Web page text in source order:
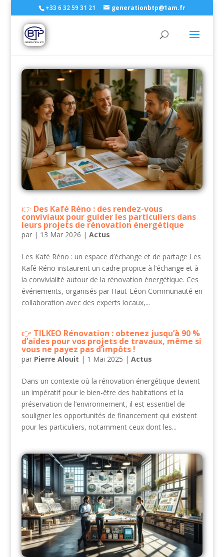
+33 6 32 59 31 21 generationbtp@1am.fr
Des Kafé Réno : des rendez-vous
conviviaux pour guider les particuliers dans
leurs projets de rénovation énergétique
par | 13 Mar 2026 | Actus
Les Kafé Réno : un espace d’échange et de partage Les
Kafé Réno instaurent un cadre propice à l’échange et à
la convivialité autour de la rénovation énergétique. Ces
événements, organisés par Haut-Léon Communauté en
collaboration avec des experts locaux,...
TILKEO Rénovation : obtenez jusqu’à 90 %
d’aides pour vos projets de travaux, même si
vous ne payez pas d’impôts !
par Pierre Alouit | 1 Mai 2025 | Actus
Dans un contexte où la rénovation énergétique devient
un impératif pour le bien-être des habitations et la
préservation de l’environnement, il est essentiel de
souligner les opportunités de financement qui existent
pour les particuliers, notamment ceux dont les...